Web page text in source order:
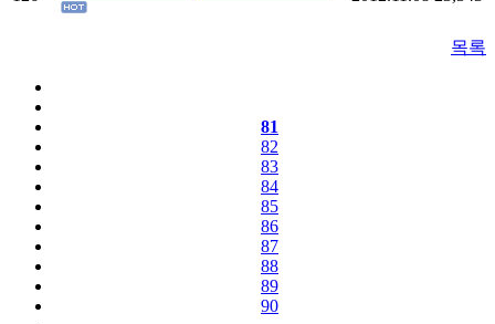
목록
81
82
83
84
85
86
87
88
89
90